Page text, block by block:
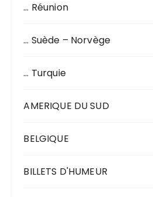
… Réunion
… Suède – Norvège
… Turquie
AMERIQUE DU SUD
BELGIQUE
BILLETS D'HUMEUR